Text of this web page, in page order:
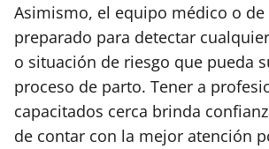
Asimismo, el equipo médico o
preparado para detectar
o situación de riesgo que pueda
proceso de parto. Tener a
capacitados cerca brinda
de contar con la mejor atención